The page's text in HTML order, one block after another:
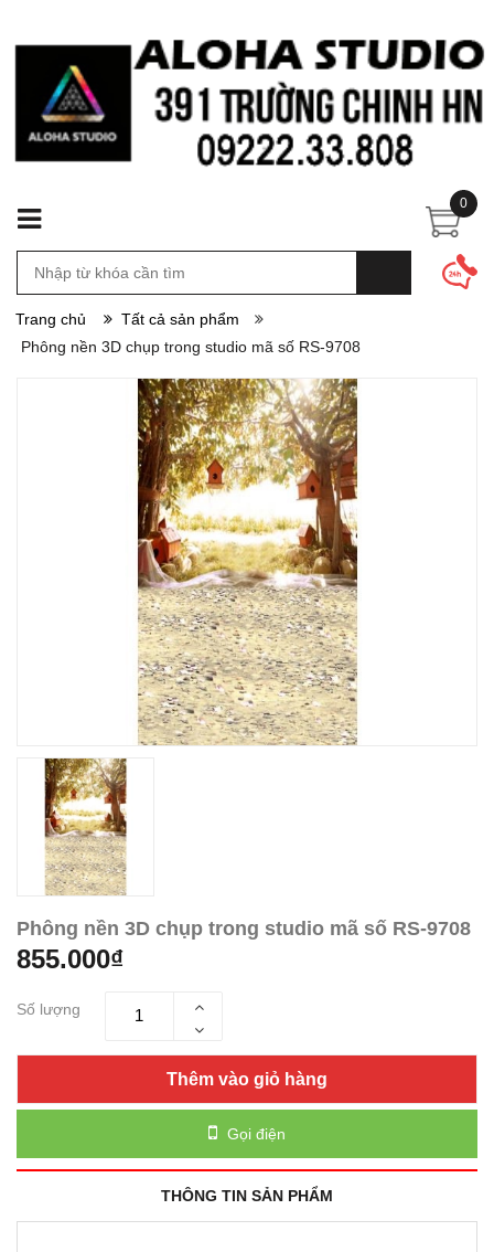
0
Trang chủ
Tất cả sản phẩm
Phông nền 3D chụp trong studio mã số RS-9708
Phông nền 3D chụp trong studio mã số RS-9708
855.000₫
Số lượng
Thêm vào giỏ hàng
Gọi điện
THÔNG TIN SẢN PHẨM